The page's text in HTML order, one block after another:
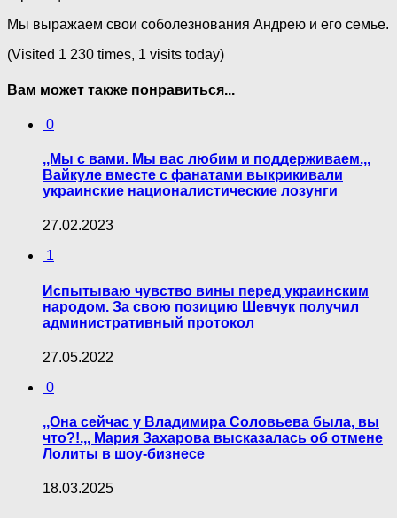
Мы выражаем свои соболезнования Андрею и его семье.
(Visited 1 230 times, 1 visits today)
Вам может также понравиться...
0
,,Мы с вами. Мы вас любим и поддерживаем.,,
Вайкуле вместе с фанатами выкрикивали
украинские националистические лозунги
27.02.2023
1
Испытываю чувство вины перед украинским
народом. За свою позицию Шевчук получил
административный протокол
27.05.2022
0
,,Она сейчас у Владимира Соловьева была, вы
что?!.,, Мария Захарова высказалась об отмене
Лолиты в шоу-бизнесе
18.03.2025